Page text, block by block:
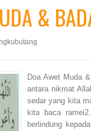
&
Doa Awet Muda
antara nikmat
sedar yang kita
kita baca
berlindung